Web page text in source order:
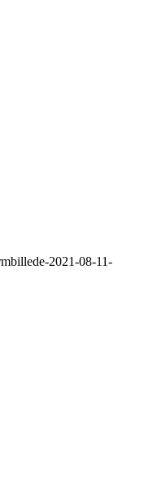
2021-08-11-